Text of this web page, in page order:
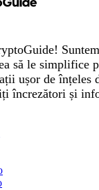
să le simplifice
ușor de înțeles
încrezători și